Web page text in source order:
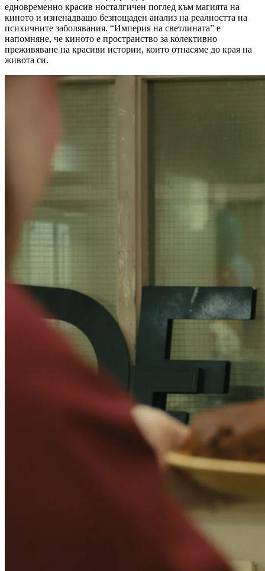
едновременно красив носталгичен поглед към магията на
киното и изненадващо безпощаден анализ на реалността на
психичните заболявания. “Империя на светлината” е
напомняне, че киното е пространство за колективно
преживяване на красиви истории, които отнасяме до края на
живота си.